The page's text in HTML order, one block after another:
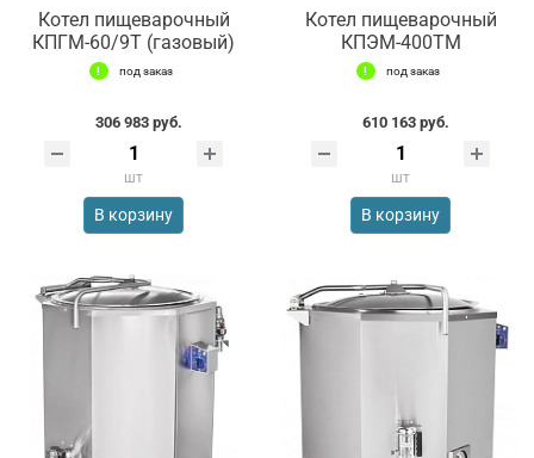
Котел пищеварочный
КПГМ-60/9T (газовый)
под заказ
306 983 руб.
шт
В корзину
Котел пищеварочный
КПЭМ-400ТМ
под заказ
610 163 руб.
шт
В корзину